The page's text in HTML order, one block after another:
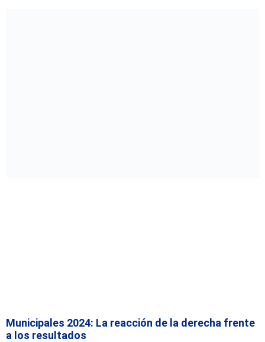
Municipales 2024: La reacción de la derecha frente
a los resultados